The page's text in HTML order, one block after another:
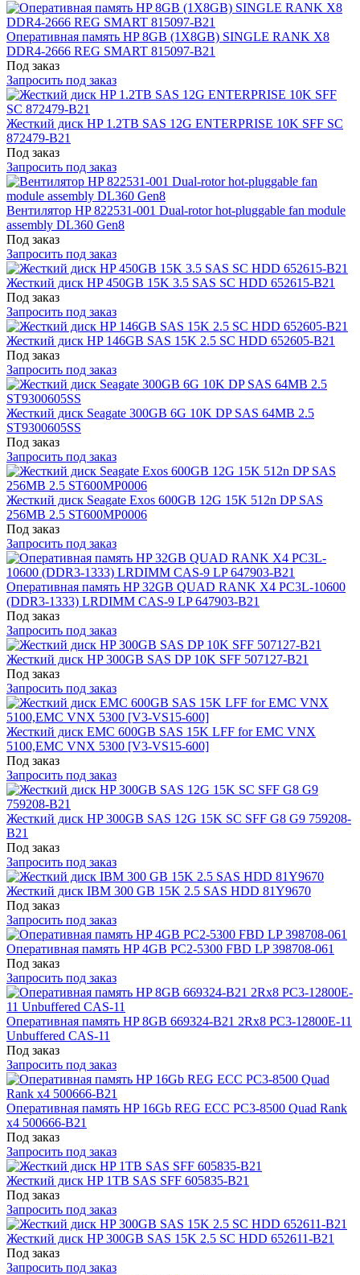
Оперативная память HP 8GB (1X8GB) SINGLE RANK X8
DDR4-2666 REG SMART 815097-B21
Под заказ
Запросить под заказ
Жесткий диск HP 1.2TB SAS 12G ENTERPRISE 10K SFF SC
872479-B21
Под заказ
Запросить под заказ
Вентилятор HP 822531-001 Dual-rotor hot-pluggable fan module
assembly DL360 Gen8
Под заказ
Запросить под заказ
Жесткий диск HP 450GB 15K 3.5 SAS SC HDD 652615-B21
Под заказ
Запросить под заказ
Жесткий диск HP 146GB SAS 15K 2.5 SC HDD 652605-B21
Под заказ
Запросить под заказ
Жесткий диск Seagate 300GB 6G 10K DP SAS 64MB 2.5
ST9300605SS
Под заказ
Запросить под заказ
Жесткий диск Seagate Exos 600GB 12G 15K 512n DP SAS
256MB 2.5 ST600MP0006
Под заказ
Запросить под заказ
Оперативная память HP 32GB QUAD RANK X4 PC3L-10600
(DDR3-1333) LRDIMM CAS-9 LP 647903-B21
Под заказ
Запросить под заказ
Жесткий диск HP 300GB SAS DP 10K SFF 507127-B21
Под заказ
Запросить под заказ
Жесткий диск EMC 600GB SAS 15K LFF for EMC VNX
5100,EMC VNX 5300 [V3-VS15-600]
Под заказ
Запросить под заказ
Жесткий диск HP 300GB SAS 12G 15K SC SFF G8 G9 759208-
B21
Под заказ
Запросить под заказ
Жесткий диск IBM 300 GB 15K 2.5 SAS HDD 81Y9670
Под заказ
Запросить под заказ
Оперативная память HP 4GB PC2-5300 FBD LP 398708-061
Под заказ
Запросить под заказ
Оперативная память HP 8GB 669324-B21 2Rx8 PC3-12800E-11
Unbuffered CAS-11
Под заказ
Запросить под заказ
Оперативная память HP 16Gb REG ECC PC3-8500 Quad Rank
x4 500666-B21
Под заказ
Запросить под заказ
Жесткий диск HP 1TB SAS SFF 605835-B21
Под заказ
Запросить под заказ
Жесткий диск HP 300GB SAS 15K 2.5 SC HDD 652611-B21
Под заказ
Запросить под заказ